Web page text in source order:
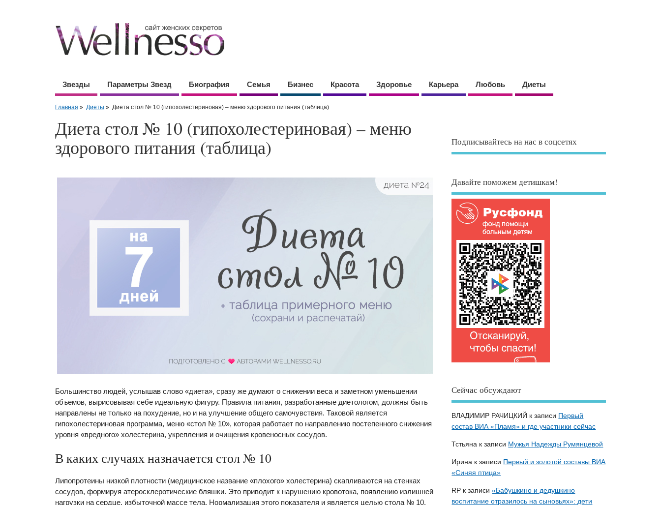
Звезды Параметры Звезд Биография Семья Бизнес Красота Здоровье Карьера Любовь Диеты
Главная » Диеты » Диета стол № 10 (гипохолестериновая) – меню здорового питания (таблица)
Диета стол № 10 (гипохолестериновая) – меню
здорового питания (таблица)
Большинство людей, услышав слово «диета», сразу же думают о снижении веса и заметном уменьшении
объемов, вырисовывая себе идеальную фигуру. Правила питания, разработанные диетологом, должны быть
направлены не только на похудение, но и на улучшение общего самочувствия. Таковой является
гипохолестериновая программа, меню «стол № 10», которая работает по направлению постепенного снижения
уровня «вредного» холестерина, укрепления и очищения кровеносных сосудов.
В каких случаях назначается стол № 10
Липопротеины низкой плотности (медицинское название «плохого» холестерина) скапливаются на стенках
сосудов, формируя атеросклеротические бляшки. Это приводит к нарушению кровотока, появлению излишней
нагрузки на сердце, избыточной массе тела. Нормализация этого показателя и является целью стола № 10.
Подписывайтесь на нас в соцсетях
Давайте поможем детишкам!
Сейчас обсуждают
ВЛАДИМИР РАЧИЦКИЙ к записи Первый
состав ВИА «Пламя» и где участники сейчас
Тстьяна к записи Мужья Надежды Румянцевой
Ирина к записи Первый и золотой составы ВИА
«Синяя птица»
RP к записи«Бабушкино и дедушкино
воспитание отразилось на сыновьях»: дети